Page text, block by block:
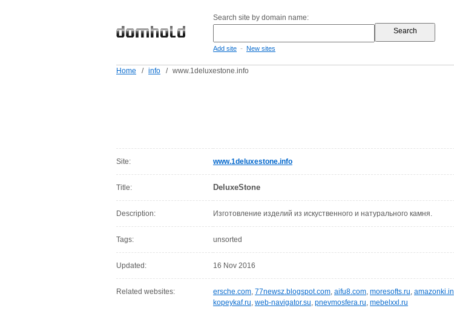
Search site by domain name:
Add site - New sites
Home / info / www.1deluxestone.info
Site: www.1deluxestone.info
Title: DeluxeStone
Description: Изготовление изделий из искуственного и натурального камня.
Tags: unsorted
Updated: 16 Nov 2016
Related websites: ersche.com, 77newsz.blogspot.com, aifu8.com, moresofts.ru, amazonki.in
kopeykaf.ru, web-navigator.su, pnevmosfera.ru, mebelxxl.ru